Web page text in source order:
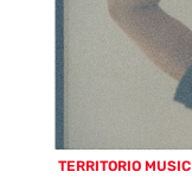
TERRITORIO MUSIC